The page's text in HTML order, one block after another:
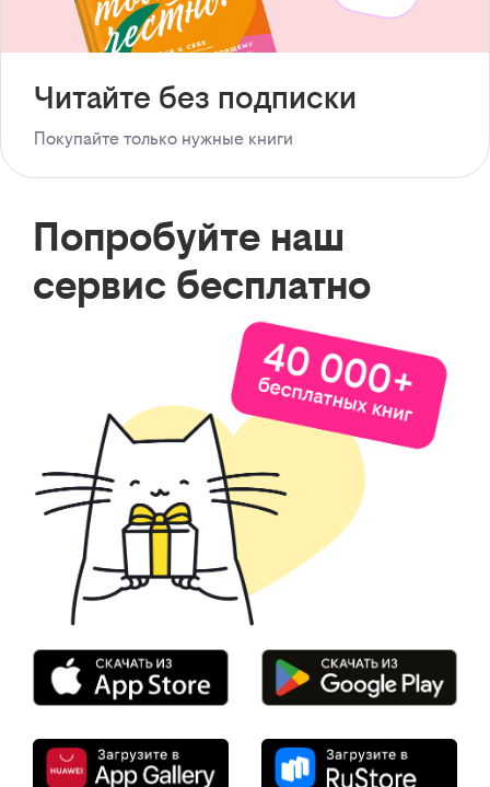
Читайте без подписки
Покупайте только нужные книги
Попробуйте наш
сервис бесплатно